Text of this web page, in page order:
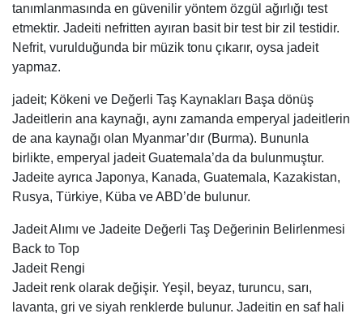
tanımlanmasında en güvenilir yöntem özgül ağırlığı test
etmektir. Jadeiti nefritten ayıran basit bir test bir zil testidir.
Nefrit, vurulduğunda bir müzik tonu çıkarır, oysa jadeit
yapmaz.
jadeit; Kökeni ve Değerli Taş Kaynakları Başa dönüş
Jadeitlerin ana kaynağı, aynı zamanda emperyal jadeitlerin
de ana kaynağı olan Myanmar’dır (Burma). Bununla
birlikte, emperyal jadeit Guatemala’da da bulunmuştur.
Jadeite ayrıca Japonya, Kanada, Guatemala, Kazakistan,
Rusya, Türkiye, Küba ve ABD’de bulunur.
Jadeit Alımı ve Jadeite Değerli Taş Değerinin Belirlenmesi
Back to Top
Jadeit Rengi
Jadeit renk olarak değişir. Yeşil, beyaz, turuncu, sarı,
lavanta, gri ve siyah renklerde bulunur. Jadeitin en saf hali